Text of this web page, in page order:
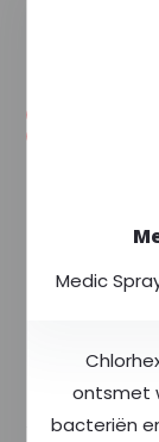
Levertijd:
en binnen
Meer dan
Medic
ontsmet
bacteriën